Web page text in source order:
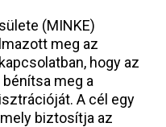
(MINKE)
meg az
hogy az
meg a
A cél egy
biztosítja az